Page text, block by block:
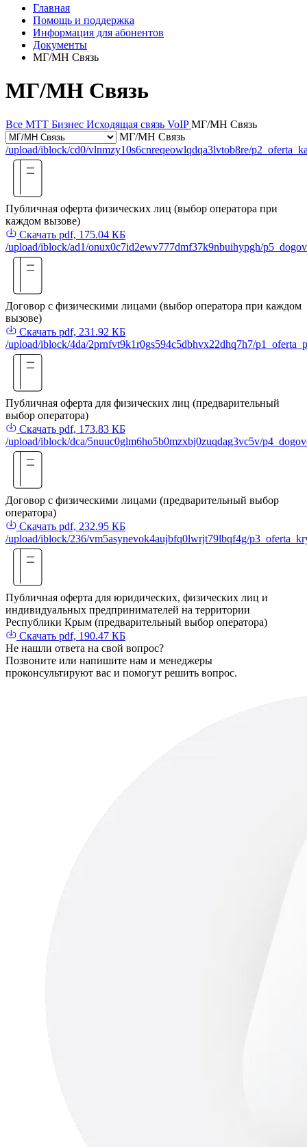
Главная
Помощь и поддержка
Информация для абонентов
Документы
МГ/МН Связь
МГ/МН Связь
Все МТТ Бизнес Исходящая связь VoIP МГ/МН Связь
МГ/МН Связь
/upload/iblock/cd0/vlnmzy10s6cnreqeowlqdqa3lvtob8re/
Публичная оферта физических лиц (выбор оператора при
каждом вызове)
Скачать pdf, 175.04 КБ
/upload/iblock/ad1/onux0c7id2ewv777dmf37k9nbuihypgh/
Договор с физическими лицами (выбор оператора при каждом
вызове)
Скачать pdf, 231.92 КБ
/upload/iblock/4da/2prnfvt9k1r0gs594c5dbhvx22dhq7h7/
Публичная оферта для физических лиц (предварительный
выбор оператора)
Скачать pdf, 173.83 КБ
/upload/iblock/dca/5nuuc0glm6ho5b0mzxbj0zuqdag3vc5v/
Договор с физическими лицами (предварительный выбор
оператора)
Скачать pdf, 232.95 КБ
/upload/iblock/236/vm5asynevok4aujbfq0lwrjt79lbqf4g/
Публичная оферта для юридических, физических лиц и
индивидуальных предпринимателей на территории
Республики Крым (предварительный выбор оператора)
Скачать pdf, 190.47 КБ
Не нашли ответа на свой вопрос?
Позвоните или напишите нам и менеджеры
проконсультируют вас и помогут решить вопрос.